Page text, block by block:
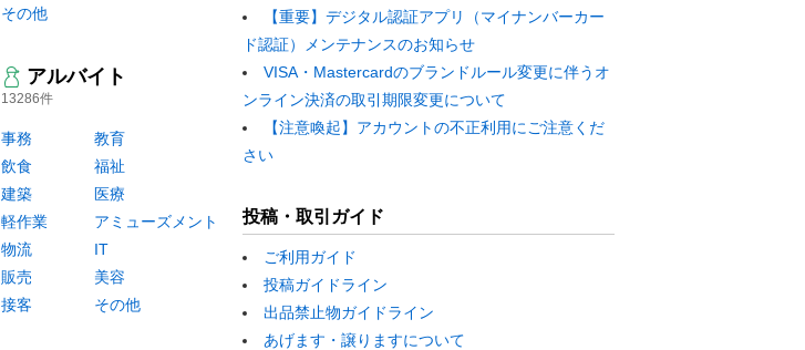
その他
アルバイト
13286件
事務
飲食
建築
軽作業
物流
販売
接客
教育
福祉
医療
アミューズメント
IT
美容
その他
【重要】デジタル認証アプリ（マイナンバーカー
ド認証）メンテナンスのお知らせ
VISA・Mastercardのブランドルール変更に伴うオ
ンライン決済の取引期限変更について
【注意喚起】アカウントの不正利用にご注意くだ
さい
投稿・取引ガイド
ご利用ガイド
投稿ガイドライン
出品禁止物ガイドライン
あげます・譲りますについて